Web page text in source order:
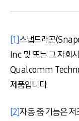
[1]스냅드래곤
Inc 및 또는 그 자회
Qualcomm
제품입니다.
[2]자동 줌 기능은